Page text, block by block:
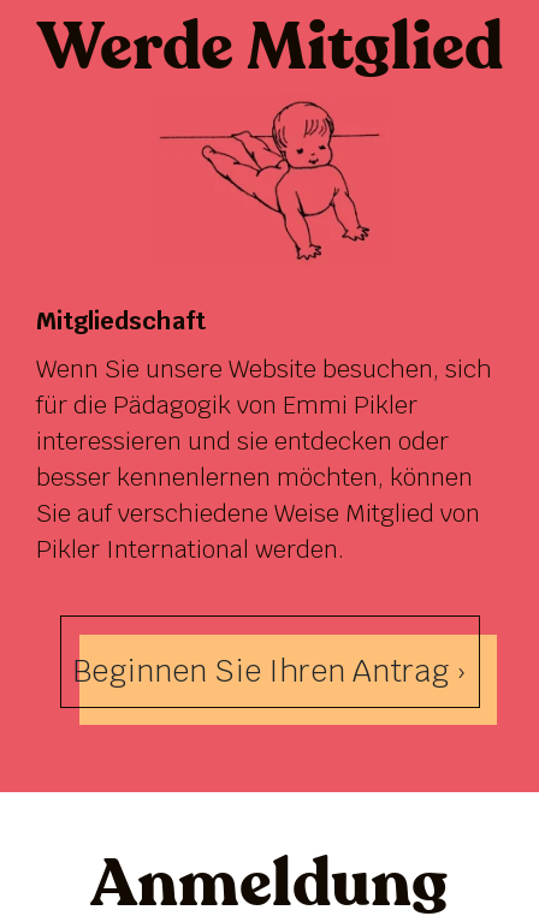
Werde Mitglied
Mitgliedschaft
Wenn Sie unsere Website besuchen, sich
für die Pädagogik von Emmi Pikler
interessieren und sie entdecken oder
besser kennenlernen möchten, können
Sie auf verschiedene Weise Mitglied von
Pikler International werden.
Beginnen Sie Ihren Antrag ›
Anmeldung